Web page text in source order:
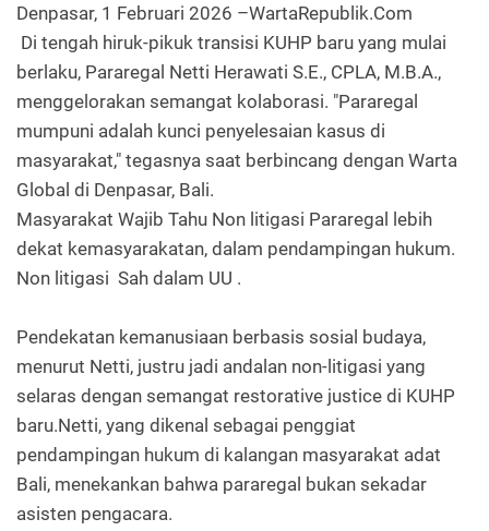
Denpasar, 1 Februari 2026 –WartaRepublik.Com
Di tengah hiruk-pikuk transisi KUHP baru yang mulai
berlaku, Pararegal Netti Herawati S.E., CPLA, M.B.A.,
menggelorakan semangat kolaborasi. "Pararegal
mumpuni adalah kunci penyelesaian kasus di
masyarakat," tegasnya saat berbincang dengan Warta
Global di Denpasar, Bali.
Masyarakat Wajib Tahu Non litigasi Pararegal lebih
dekat kemasyarakatan, dalam pendampingan hukum.
Non litigasi Sah dalam UU .
Pendekatan kemanusiaan berbasis sosial budaya,
menurut Netti, justru jadi andalan non-litigasi yang
selaras dengan semangat restorative justice di KUHP
baru.Netti, yang dikenal sebagai penggiat
pendampingan hukum di kalangan masyarakat adat
Bali, menekankan bahwa pararegal bukan sekadar
asisten pengacara.